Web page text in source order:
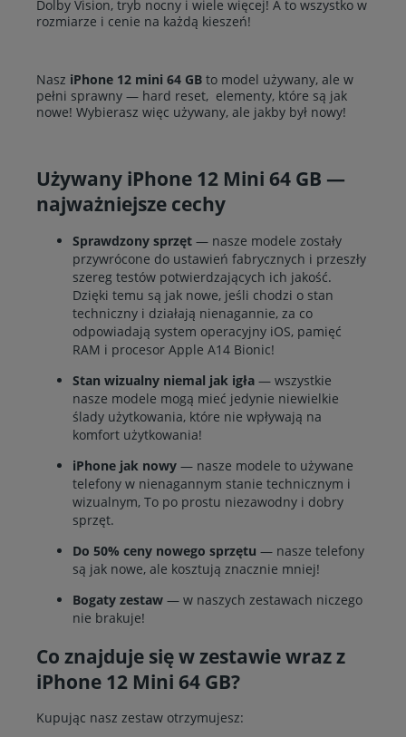
Dolby Vision, tryb nocny i wiele więcej! A to wszystko w
rozmiarze i cenie na każdą kieszeń!
Nasz iPhone 12 mini 64 GB to model używany, ale w
pełni sprawny — hard reset, elementy, które są jak
nowe! Wybierasz więc używany, ale jakby był nowy!
Używany iPhone 12 Mini 64 GB —
najważniejsze cechy
Sprawdzony sprzęt — nasze modele zostały
przywrócone do ustawień fabrycznych i przeszły
szereg testów potwierdzających ich jakość.
Dzięki temu są jak nowe, jeśli chodzi o stan
techniczny i działają nienagannie, za co
odpowiadają system operacyjny iOS, pamięć
RAM i procesor Apple A14 Bionic!
Stan wizualny niemal jak igła — wszystkie
nasze modele mogą mieć jedynie niewielkie
ślady użytkowania, które nie wpływają na
komfort użytkowania!
iPhone jak nowy — nasze modele to używane
telefony w nienagannym stanie technicznym i
wizualnym, To po prostu niezawodny i dobry
sprzęt.
Do 50% ceny nowego sprzętu — nasze telefony
są jak nowe, ale kosztują znacznie mniej!
Bogaty zestaw — w naszych zestawach niczego
nie brakuje!
Co znajduje się w zestawie wraz z
iPhone 12 Mini 64 GB?
Kupując nasz zestaw otrzymujesz: